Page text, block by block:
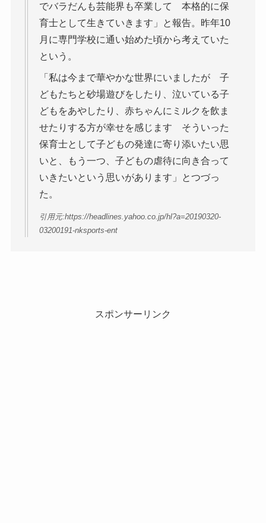
でバラだんも芸能界も卒業して 本格的に保
育士として生きていきます」と報告。昨年10
月に専門学校に通い始めた頃から考えていた
という。
「私は今まで華やかな世界にいましたが 子
どもたちと砂場遊びをしたり、泣いている子
どもをあやしたり、赤ちゃんにミルクを飲ま
せたりする方が幸せを感じます そういった
保育士として子どもの発達に寄り添いたい思
いと、もう一つ、子どもの虐待に向き合って
いきたいという思いがあります」とつづっ
た。
引用元:https://headlines.yahoo.co.jp/hl?a=20190320-
03200191-nksports-ent
スポンサーリンク